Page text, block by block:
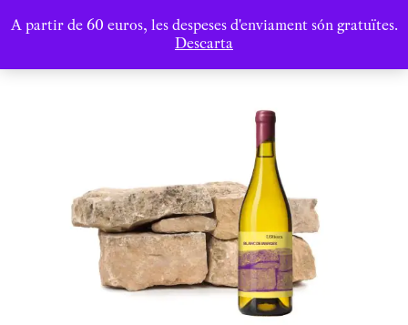
A partir de 60 euros, les despeses d'enviament són gratuïtes.
Descarta